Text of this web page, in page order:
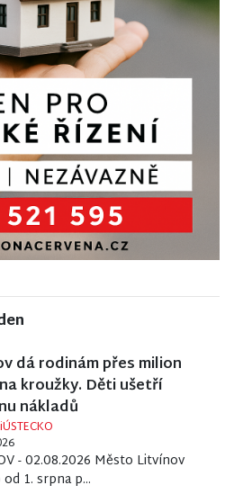
dá rodinám přes milion
kroužky. Děti ušetří
nákladů
- 02.08.2026 Město Litvínov
1. srpna p...